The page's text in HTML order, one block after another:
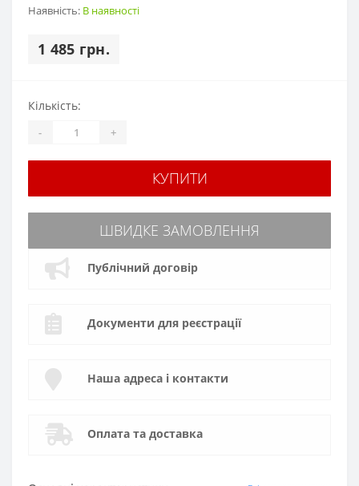
Наявність: В наявності
1 485 грн.
Кількість:
- +
КУПИТИ
ШВИДКЕ ЗАМОВЛЕННЯ
Публічний договір
Документи для реєстрації
Наша адреса і контакти
Оплата та доставка